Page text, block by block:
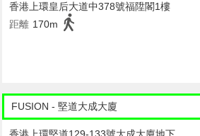
香港上環皇后大道中378號福陞閣1樓
距離 170m
FUSION - 堅道大成大廈